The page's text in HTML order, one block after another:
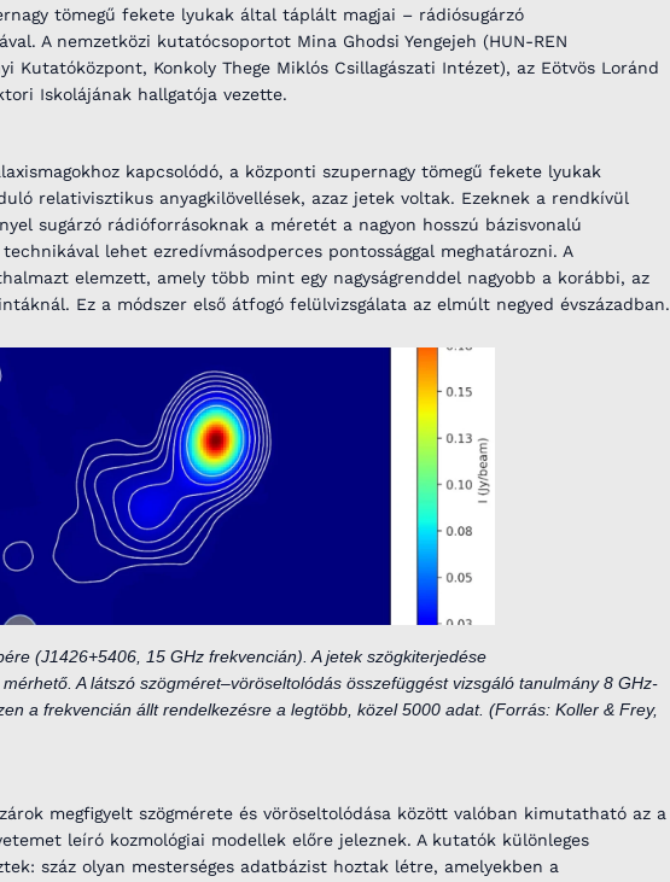
tömegű fekete lyukak által táplált magjai – rádiósugárzó
A nemzetközi kutatócsoportot Mina Ghodsi Yengejeh (HUN-REN
Kutatóközpont, Konkoly Thege Miklós Csillagászati Intézet), az Eötvös Loránd
Iskolájának hallgatója vezette.
kapcsolódó, a központi szupernagy tömegű fekete lyukak
relativisztikus anyagkilövellések, azaz jetek voltak. Ezeknek a rendkívül
sugárzó rádióforrásoknak a méretét a nagyon hosszú bázisvonalú
lehet ezredívmásodperces pontossággal meghatározni. A
elemzett, amely több mint egy nagyságrenddel nagyobb a korábbi, az
Ez a módszer első átfogó felülvizsgálata az elmúlt negyed évszázadban.
(J1426+5406, 15 GHz frekvencián). A jetek szögkiterjedése
A látszó szögméret–vöröseltolódás összefüggést vizsgáló tanulmány 8 GHz-
a frekvencián állt rendelkezésre a legtöbb, közel 5000 adat. (Forrás: Koller & Frey,
megfigyelt szögmérete és vöröseltolódása között valóban kimutatható az a
leíró kozmológiai modellek előre jeleznek. A kutatók különleges
száz olyan mesterséges adatbázist hoztak létre, amelyekben a